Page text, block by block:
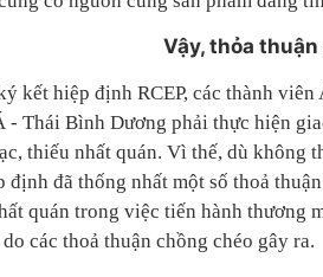
Vậy, thỏa thuận
kết hiệp định RCEP, các thành
- Thái Bình Dương phải thực hiện
thiếu nhất quán. Vì thế, dù không
định đã thống nhất một số thoả
quán trong việc tiến hành thương
các thoả thuận chồng chéo gây ra.